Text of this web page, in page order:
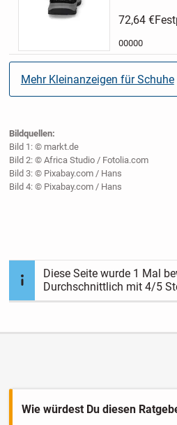
der Natur. Mit
kannst du den
72,64 €
00000
Mehr Kleinanzeigen für Schuhe
Bildquellen:
Bild 1: © markt.de
Bild 2: © Africa Studio / Fotolia.com
Bild 3: © Pixabay.com / Hans
Bild 4: © Pixabay.com / Hans
Diese Seite wurde 1 Mal
Durchschnittlich mit4/5
Wie würdest Du diesen